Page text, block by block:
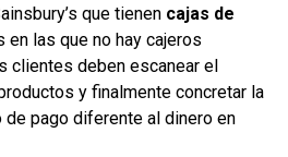
que tienen cajas de
en las que no hay cajeros
clientes deben escanear el
y finalmente concretar la
de pago diferente al dinero en